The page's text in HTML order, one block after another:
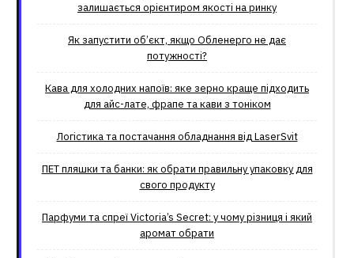
залишається орієнтиром якості на ринку
Як запустити об’єкт, якщо Обленерго не дає
потужності?
Кава для холодних напоїв: яке зерно краще підходить
для айс-лате, фрапе та кави з тоніком
Логістика та постачання обладнання від LaserSvit
ПЕТ пляшки та банки: як обрати правильну упаковку для
свого продукту
Парфуми та спреї Victoria’s Secret: у чому різниця і який
аромат обрати